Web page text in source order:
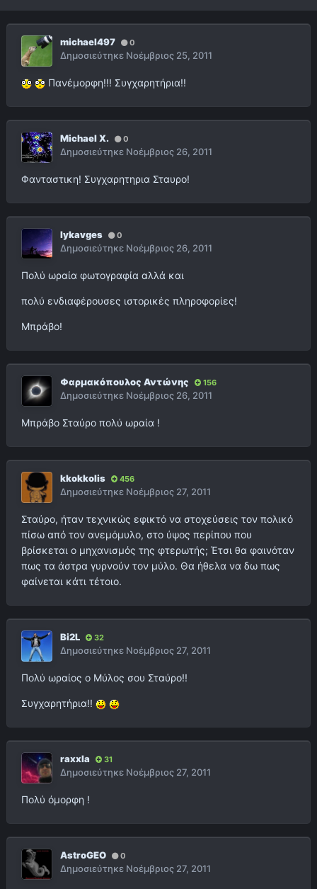
michael497 0
Δημοσιεύτηκε Νοέμβριος 25, 2011
Πανέμορφη!!! Συγχαρητήρια!!
Michael X. 0
Δημοσιεύτηκε Νοέμβριος 26, 2011
Φανταστικη! Συγχαρητηρια Σταυρο!
lykavges 0
Δημοσιεύτηκε Νοέμβριος 26, 2011
Πολύ ωραία φωτογραφία αλλά και
πολύ ενδιαφέρουσες ιστορικές πληροφορίες!
Μπράβο!
Φαρμακόπουλος Αντώνης 156
Δημοσιεύτηκε Νοέμβριος 26, 2011
Μπράβο Σταύρο πολύ ωραία !
kkokkolis 456
Δημοσιεύτηκε Νοέμβριος 27, 2011
Σταύρο, ήταν τεχνικώς εφικτό να στοχεύσεις τον πολικό
πίσω από τον ανεμόμυλο, στο ύψος περίπου που
βρίσκεται ο μηχανισμός της φτερωτής; Έτσι θα φαινόταν
πως τα άστρα γυρνούν τον μύλο. Θα ήθελα να δω πως
φαίνεται κάτι τέτοιο.
Bi2L 32
Δημοσιεύτηκε Νοέμβριος 27, 2011
Πολύ ωραίος ο Μύλος σου Σταύρο!!
Συγχαρητήρια!!
raxxla 31
Δημοσιεύτηκε Νοέμβριος 27, 2011
Πολύ όμορφη !
AstroGEO 0
Δημοσιεύτηκε Νοέμβριος 27, 2011